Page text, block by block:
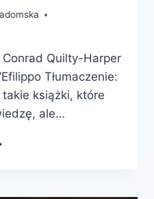
Quilty-Harper
Tłumaczenie:
książki, które
ale…